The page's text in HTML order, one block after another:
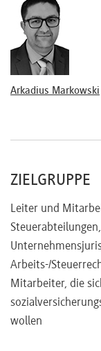
Praktische Hilfen
Was passiert
Absicherung
Absicherung
Bestandsfälle
Arkadius Markowski
ZIELGRUPPE
Leiter und
Arbeits-/
Mitarbeiter, die
wollen